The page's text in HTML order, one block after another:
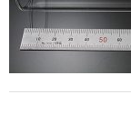
セット
ストラップ付き